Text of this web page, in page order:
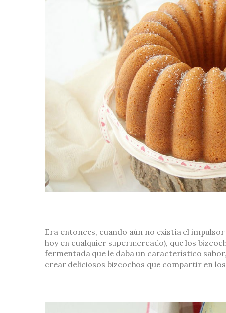
Era entonces, cuando aún no existía el
hoy en cualquier supermercado), que los
fermentada que le daba un característico
crear deliciosos bizcochos que compartir en